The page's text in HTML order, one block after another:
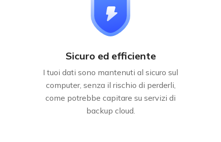
Sicuro ed efficiente
I tuoi dati sono mantenuti al sicuro sul
computer, senza il rischio di perderli,
come potrebbe capitare su servizi di
backup cloud.